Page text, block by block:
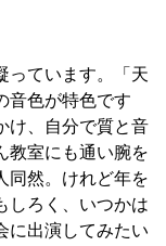
っています。「天
音色が特色です
け、自分で質と音
教室にも通い腕を
同然。けれど年を
しろく、いつかは
に出演してみたい